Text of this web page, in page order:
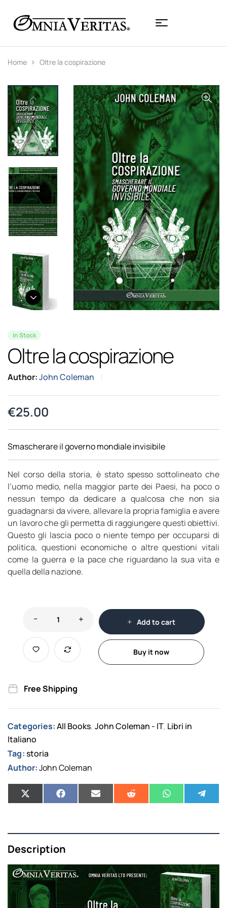
Home Oltre la cospirazione
In Stock
Oltre la cospirazione
Author:John Coleman
€25.00
Smascherare il governo mondiale invisibile
Nel corso della storia, è stato spesso sottolineato che
l’uomo medio, nella maggior parte dei Paesi, ha poco o
nessun tempo da dedicare a qualcosa che non sia
guadagnarsi da vivere, allevare la propria famiglia e avere
un lavoro che gli permetta di raggiungere questi obiettivi.
Questo gli lascia poco o niente tempo per occuparsi di
politica, questioni economiche o altre questioni vitali
come la guerra e la pace che riguardano la sua vita e
quella della nazione.
Add to cart
Buy it now
Free Shipping
Categories: All Books, John Coleman - IT, Libri in
Italiano
Tag:storia
Author:John Coleman
Description